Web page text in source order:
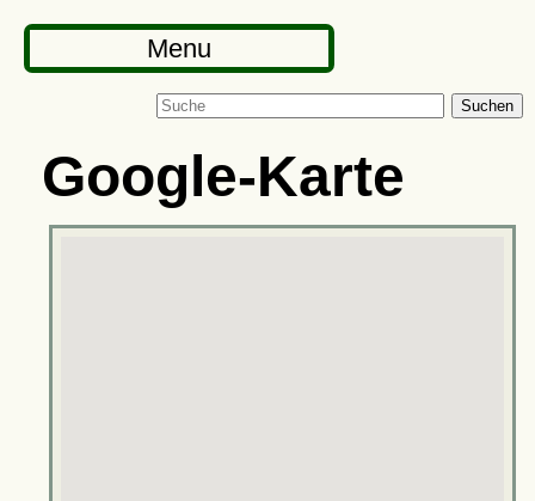
Menu
Suchen
Google-Karte